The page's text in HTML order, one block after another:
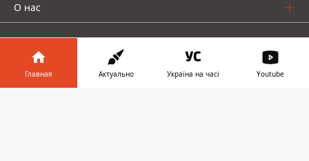
О нас
Главная Актуально Україна на часі Youtube